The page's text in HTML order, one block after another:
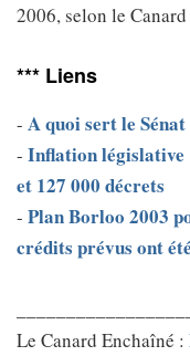
2006, selon le
*** Liens
- A quoi sert le Sénat
- Inflation législative
et 127 000 décrets
- Plan Borloo 2003
crédits prévus ont
Le Canard Enchaîné :